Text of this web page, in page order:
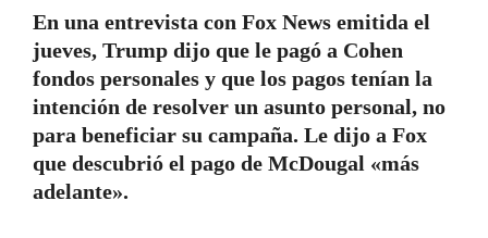
En una entrevista con Fox News emitida el
jueves, Trump dijo que le pagó a Cohen
fondos personales y que los pagos tenían la
intención de resolver un asunto personal, no
para beneficiar su campaña. Le dijo a Fox
que descubrió el pago de McDougal «más
adelante».